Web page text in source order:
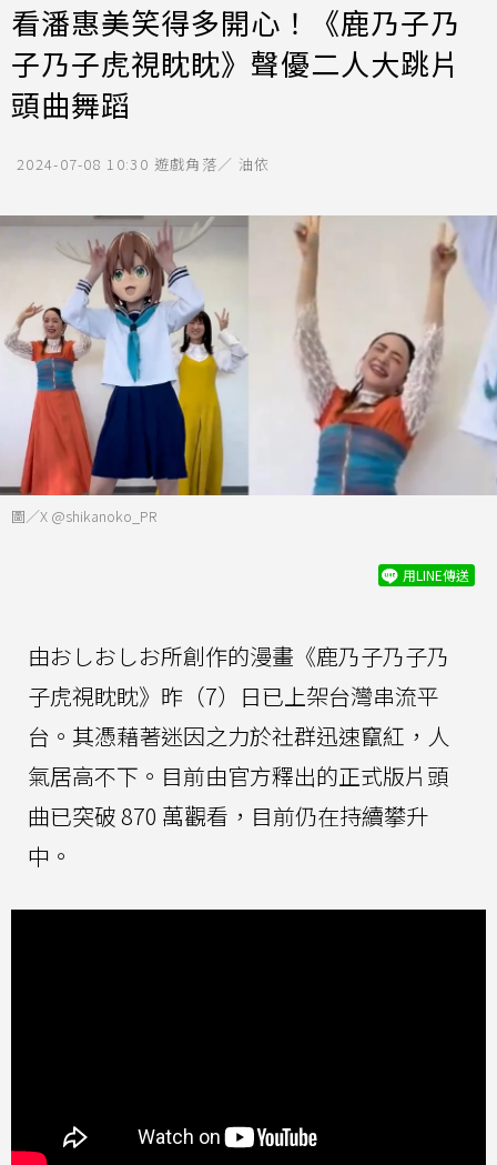
看潘惠美笑得多開心！《鹿乃子乃
子乃子虎視眈眈》聲優二人大跳片
頭曲舞蹈
2024-07-08 10:30 遊戲角落／ 油依
圖／X @shikanoko_PR
用LINE傳送
由おしおしお所創作的漫畫《鹿乃子乃子乃
子虎視眈眈》昨（7）日已上架台灣串流平
台。其憑藉著迷因之力於社群迅速竄紅，人
氣居高不下。目前由官方釋出的正式版片頭
曲已突破 870 萬觀看，目前仍在持續攀升
中。